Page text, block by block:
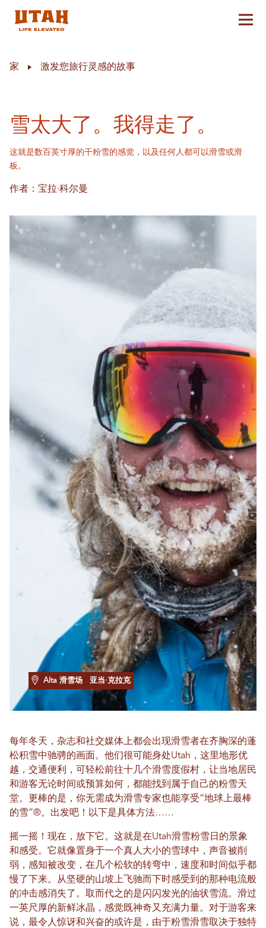
切换
家 激发您旅行灵感的故事
雪太大了。我得走了。
这就是数百英寸厚的干粉雪的感觉，以及任何人都可以滑雪或滑
板。
作者：宝拉·科尔曼
Alta 滑雪场 亚当·克拉克
每年冬天，杂志和社交媒体上都会出现滑雪者在齐胸深的蓬
松积雪中驰骋的画面。他们很可能身处Utah，这里地形优
越，交通便利，可轻松前往十几个滑雪度假村，让当地居民
和游客无论时间或预算如何，都能找到属于自己的粉雪天
堂。更棒的是，你无需成为滑雪专家也能享受“地球上最棒
的雪”®。出发吧！以下是具体方法……
摇一摇！现在，放下它。这就是在Utah滑雪粉雪日的景象
和感受。它就像置身于一个真人大小的雪球中，声音被削
弱，感知被改变，在几个松软的转弯中，速度和时间似乎都
慢了下来。从坚硬的山坡上飞驰而下时感受到的那种电流般
的冲击感消失了。取而代之的是闪闪发光的油状雪流。滑过
一英尺厚的新鲜冰晶，感觉既神奇又充满力量。对于游客来
说，最令人惊讶和兴奋的或许是，由于粉雪滑雪取决于独特